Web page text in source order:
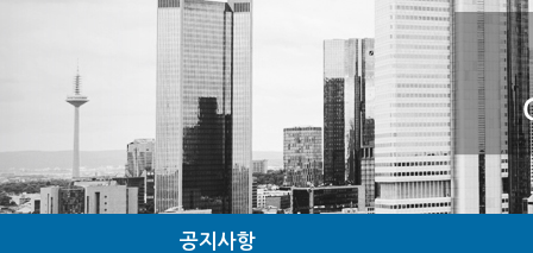
연혁
수상 · 인
찾아오시
조직도
관계사현
공지사항